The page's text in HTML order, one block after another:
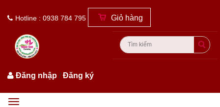
Hotline : 0938 784 795 Giỏ hàng
Đăng nhập /Đăng ký
Menu